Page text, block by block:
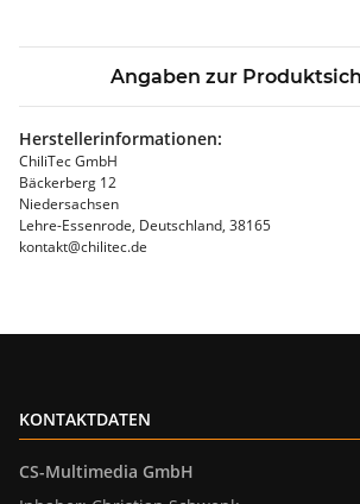
Angaben zur
Herstellerinformationen:
ChiliTec GmbH
Bäckerberg 12
Niedersachsen
Lehre-Essenrode, Deutschland, 38165
kontakt@chilitec.de
KONTAKTDATEN
CS-Multimedia GmbH